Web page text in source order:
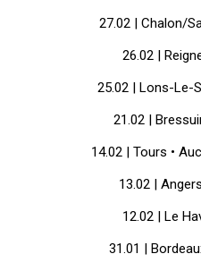
27.02 | Chalon/
26.02 |
25.02 | Lons-Le-
21.02 |
14.02 | Tours •
13.02 |
12.02 | Le
31.01 |